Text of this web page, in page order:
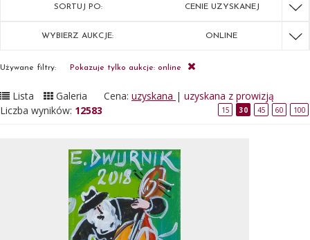
SORTUJ PO: CENIE UZYSKANEJ
WYBIERZ AUKCJE: ONLINE
Używane filtry: Pokazuje tylko aukcje: online
Lista Galeria Cena: uzyskana | uzyskana z prowizją
Liczba wyników: 12583 15 30 45 60 100